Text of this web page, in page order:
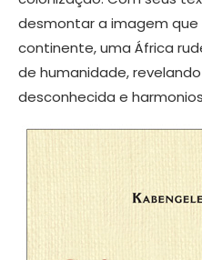
desmontar a imagem
continente, uma África
de humanidade,
desconhecida e